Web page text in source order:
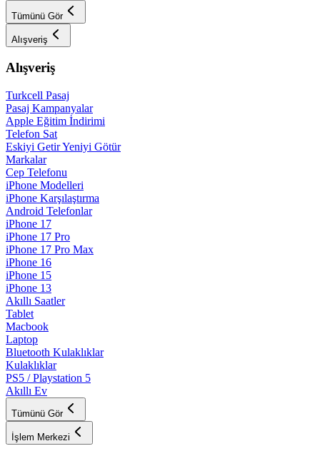
Tümünü Gör
Alışveriş
Alışveriş
Turkcell Pasaj
Pasaj Kampanyalar
Apple Eğitim İndirimi
Telefon Sat
Eskiyi Getir Yeniyi Götür
Markalar
Cep Telefonu
iPhone Modelleri
iPhone Karşılaştırma
Android Telefonlar
iPhone 17
iPhone 17 Pro
iPhone 17 Pro Max
iPhone 16
iPhone 15
iPhone 13
Akıllı Saatler
Tablet
Macbook
Laptop
Bluetooth Kulaklıklar
Kulaklıklar
PS5 / Playstation 5
Akıllı Ev
Tümünü Gör
İşlem Merkezi